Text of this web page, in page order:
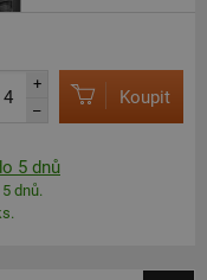
+
–
Koupit
5 dnů
dnů.